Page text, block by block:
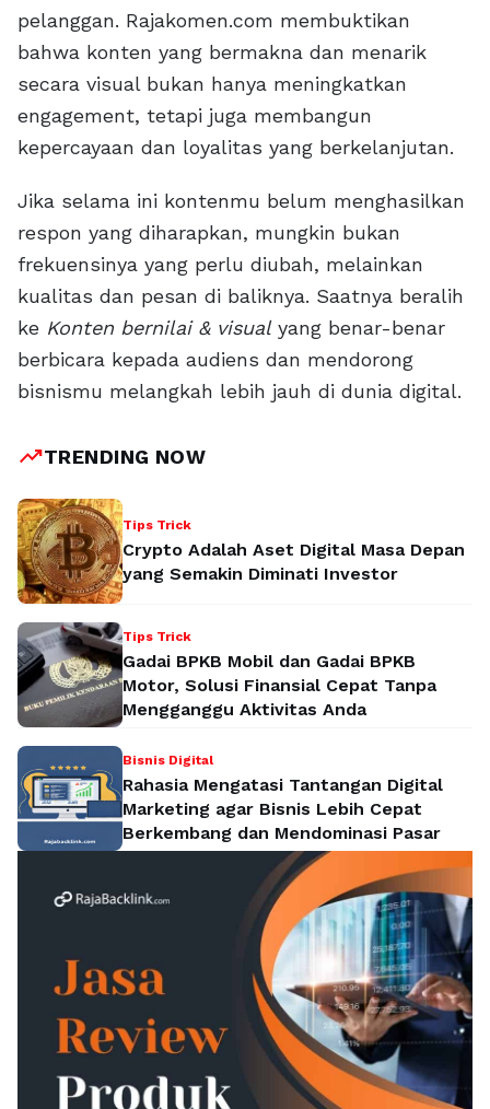
pelanggan. Rajakomen.com membuktikan
bahwa konten yang bermakna dan menarik
secara visual bukan hanya meningkatkan
engagement, tetapi juga membangun
kepercayaan dan loyalitas yang berkelanjutan.
Jika selama ini kontenmu belum menghasilkan
respon yang diharapkan, mungkin bukan
frekuensinya yang perlu diubah, melainkan
kualitas dan pesan di baliknya. Saatnya beralih
ke Konten bernilai & visualyang benar-benar
berbicara kepada audiens dan mendorong
bisnismu melangkah lebih jauh di dunia digital.
trending_upTRENDING NOW
Tips Trick
Crypto Adalah Aset Digital Masa Depan
yang Semakin Diminati Investor
Tips Trick
Gadai BPKB Mobil dan Gadai BPKB
Motor, Solusi Finansial Cepat Tanpa
Mengganggu Aktivitas Anda
Bisnis Digital
Rahasia Mengatasi Tantangan Digital
Marketing agar Bisnis Lebih Cepat
Berkembang dan Mendominasi Pasar